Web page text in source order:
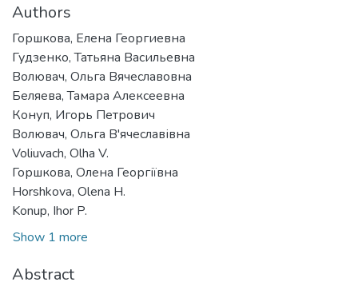
Authors
Горшкова, Елена Георгиевна
Гудзенко, Татьяна Васильевна
Волювач, Ольга Вячеславовна
Беляева, Тамара Алексеевна
Конуп, Игорь Петрович
Волювач, Ольга В'ячеславівна
Voliuvach, Olha V.
Горшкова, Олена Георгіївна
Horshkova, Olena H.
Konup, Ihor P.
Show 1 more
Abstract